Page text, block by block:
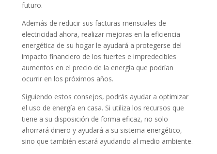
futuro.
Además de reducir sus facturas mensuales de
electricidad ahora, realizar mejoras en la eficiencia
energética de su hogar le ayudará a protegerse del
impacto financiero de los fuertes e impredecibles
aumentos en el precio de la energía que podrían
ocurrir en los próximos años.
Siguiendo estos consejos, podrás ayudar a optimizar
el uso de energía en casa. Si utiliza los recursos que
tiene a su disposición de forma eficaz, no solo
ahorrará dinero y ayudará a su sistema energético,
sino que también estará ayudando al medio ambiente.